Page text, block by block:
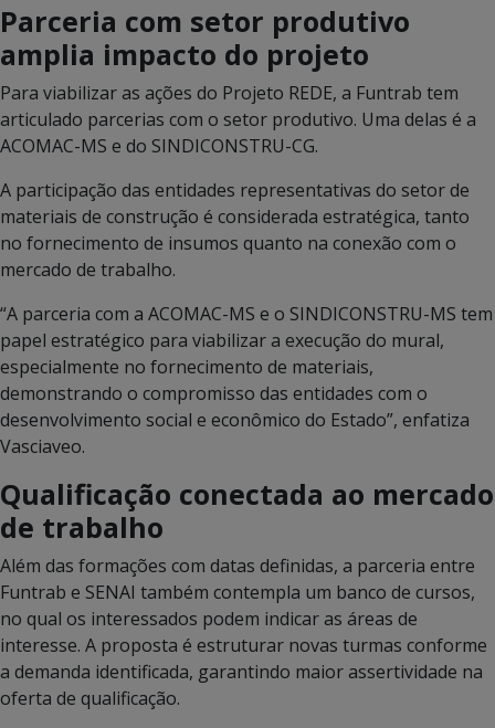
Parceria com setor produtivo
amplia impacto do projeto
Para viabilizar as ações do Projeto REDE, a Funtrab tem
articulado parcerias com o setor produtivo. Uma delas é a
ACOMAC-MS e do SINDICONSTRU-CG.
A participação das entidades representativas do setor de
materiais de construção é considerada estratégica, tanto
no fornecimento de insumos quanto na conexão com o
mercado de trabalho.
“A parceria com a ACOMAC-MS e o SINDICONSTRU-MS tem
papel estratégico para viabilizar a execução do mural,
especialmente no fornecimento de materiais,
demonstrando o compromisso das entidades com o
desenvolvimento social e econômico do Estado”, enfatiza
Vasciaveo.
Qualificação conectada ao mercado
de trabalho
Além das formações com datas definidas, a parceria entre
Funtrab e SENAI também contempla um banco de cursos,
no qual os interessados podem indicar as áreas de
interesse. A proposta é estruturar novas turmas conforme
a demanda identificada, garantindo maior assertividade na
oferta de qualificação.